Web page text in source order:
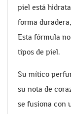
piel está
forma
Esta fórmula
tipos de piel.
Su mítico
su nota de
se fusiona con